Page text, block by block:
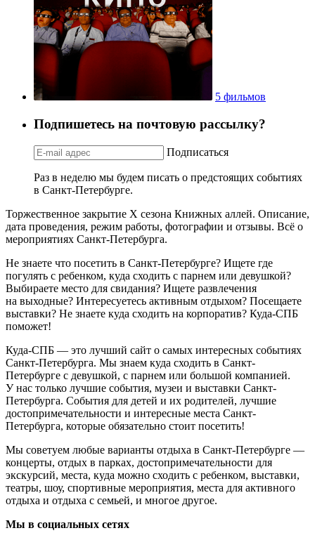
5 фильмов
Подпишетесь на почтовую рассылку?
Подписаться
Раз в неделю мы будем писать о предстоящих событиях
в Санкт-Петербурге.
Торжественное закрытие Х сезона Книжных аллей. Описание,
дата проведения, режим работы, фотографии и отзывы. Всё о
мероприятиях Санкт-Петербурга.
Не знаете что посетить в Санкт-Петербурге? Ищете где
погулять с ребенком, куда сходить с парнем или девушкой?
Выбираете место для свидания? Ищете развлечения
на выходные? Интересуетесь активным отдыхом? Посещаете
выставки? Не знаете куда сходить на корпоратив? Куда-СПБ
поможет!
Куда-СПБ — это лучший сайт о самых интересных событиях
Санкт-Петербурга. Мы знаем куда сходить в Санкт-
Петербурге с девушкой, с парнем или большой компанией.
У нас только лучшие события, музеи и выставки Санкт-
Петербурга. События для детей и их родителей, лучшие
достопримечательности и интересные места Санкт-
Петербурга, которые обязательно стоит посетить!
Мы советуем любые варианты отдыха в Санкт-Петербурге —
концерты, отдых в парках, достопримечательности для
экскурсий, места, куда можно сходить с ребенком, выставки,
театры, шоу, спортивные мероприятия, места для активного
отдыха и отдыха с семьей, и многое другое.
Мы в социальных сетях